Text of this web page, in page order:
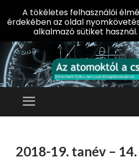
Menü
TARTALOMHOZ
2018-19. tanév –
A tökéletes felhasználói
érdekében az oldal
alkalmazó sütiket használ.